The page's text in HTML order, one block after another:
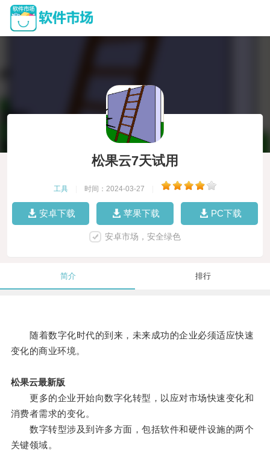
松果云7天试用
工具 时间：2024-03-27
安卓下载 苹果下载 PC下载
安卓市场，安全绿色
简介 排行
随着数字化时代的到来，未来成功的企业必须适应快速
变化的商业环境。
松果云最新版
更多的企业开始向数字化转型，以应对市场快速变化和
消费者需求的变化。
数字转型涉及到许多方面，包括软件和硬件设施的两个
关键领域。